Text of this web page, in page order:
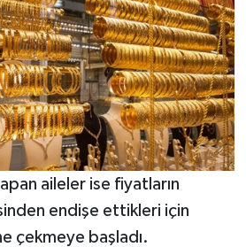
aileler ise fiyatların
endişe ettikleri için
çekmeye başladı.